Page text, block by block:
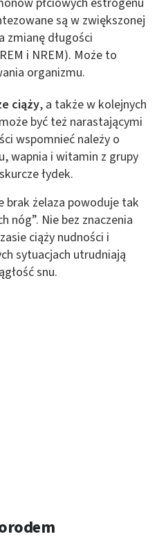
są w zwiększonej
zmianę długości
i NREM). Może to
organizmu.
ciąży, a także w kolejnych
być też narastającymi
wspomnieć należy o
wapnia i witamin z grupy
łydek.
brak żelaza powoduje tak
nóg”. Nie bez znaczenia
ciąży nudności i
sytuacjach utrudniają
snu.